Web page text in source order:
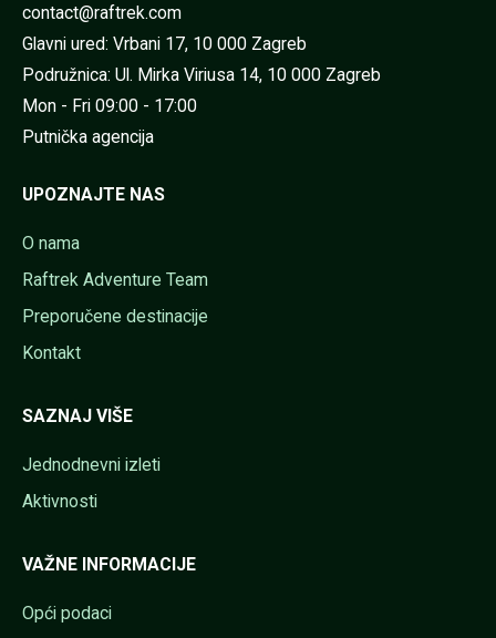
contact@raftrek.com
Glavni ured: Vrbani 17, 10 000 Zagreb
Podružnica: Ul. Mirka Viriusa 14, 10 000 Zagreb
Mon - Fri 09:00 - 17:00
Putnička agencija
UPOZNAJTE NAS
O nama
Raftrek Adventure Team
Preporučene destinacije
Kontakt
SAZNAJ VIŠE
Jednodnevni izleti
Aktivnosti
VAŽNE INFORMACIJE
Opći podaci